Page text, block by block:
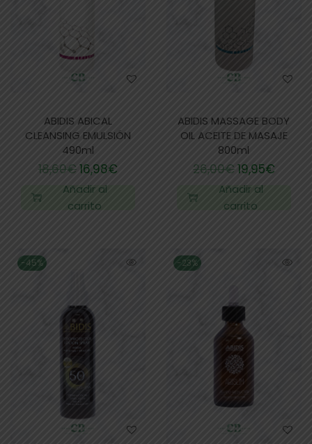
ABIDIS ABICAL
CLEANSING EMULSIÓN
490ml
18,60€16,98€
Añadir al
carrito
ABIDIS MASSAGE BODY
OIL ACEITE DE MASAJE
800ml
26,00€ 19,95€
Añadir al
carrito
-45% -23%